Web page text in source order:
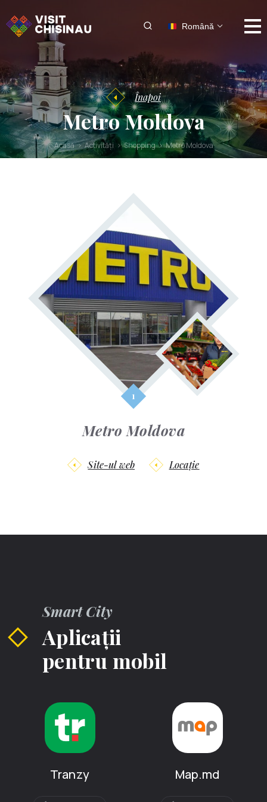
Română
Înapoi
Metro Moldova
Acasă Activități Shopping Metro Moldova
Metro Moldova
Site-ul web Locație
Smart City
Aplicații
pentru mobil
Tranzy Map.md